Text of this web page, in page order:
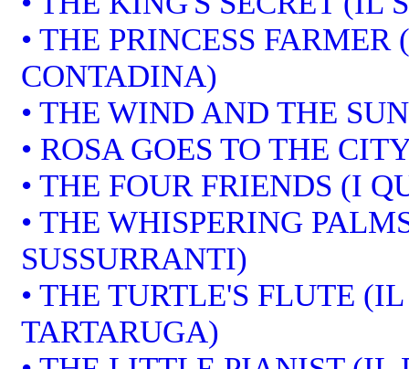
• THE PRINCESS FARMER
CONTADINA)
• THE WIND AND THE
• ROSA GOES TO THE
• THE FOUR FRIENDS (I
• THE WHISPERING
SUSSURRANTI)
• THE TURTLE'S FLUTE
TARTARUGA)